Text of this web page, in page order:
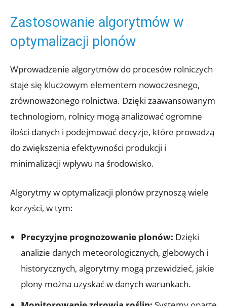
Zastosowanie algorytmów w
optymalizacji plonów
Wprowadzenie algorytmów do procesów rolniczych
staje się kluczowym elementem nowoczesnego,
zrównoważonego rolnictwa. Dzięki zaawansowanym
technologiom, rolnicy mogą analizować ogromne
ilości danych i podejmować decyzje, które prowadzą
do zwiększenia efektywności produkcji i
minimalizacji wpływu na środowisko.
Algorytmy w optymalizacji plonów przynoszą wiele
korzyści, w tym:
Precyzyjne prognozowanie plonów: Dzięki
analizie danych meteorologicznych, glebowych i
historycznych, algorytmy mogą przewidzieć, jakie
plony można uzyskać w danych warunkach.